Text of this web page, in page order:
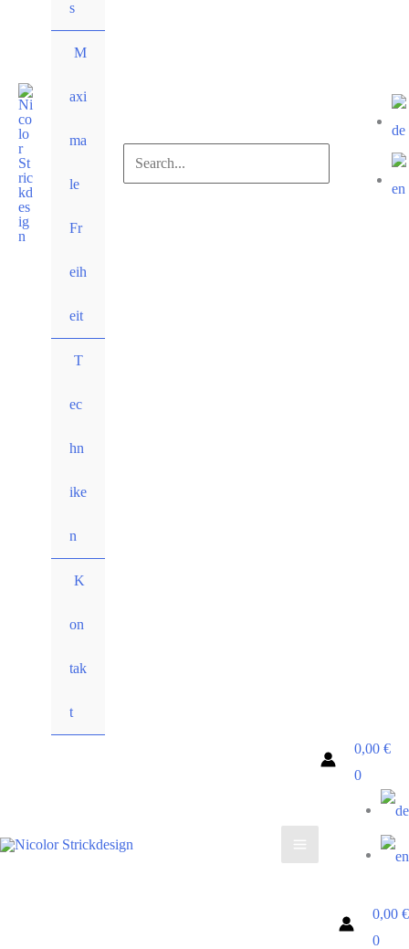
s
M
axi
ma
le
Fr
eih
eit
T
ec
hn
ike
n
K
on
tak
t
Suchen
0,00 €
0
0,00 €
0